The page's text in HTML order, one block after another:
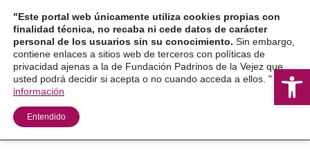
contenido
"Este portal web únicamente utiliza cookies propias con
finalidad técnica, no recaba ni cede datos de carácter
personal de los usuarios sin su conocimiento. Sin embargo,
contiene enlaces a sitios web de terceros con políticas de
privacidad ajenas a la de Fundación Padrinos de la Vejez que
usted podrá decidir si acepta o no cuando acceda a ellos. "
Más
información
Entendido